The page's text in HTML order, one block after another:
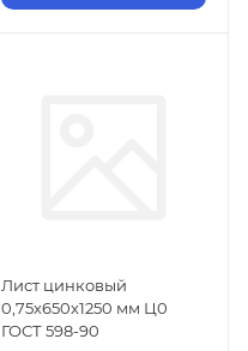
Лист цинковый
0,75х650х1250 мм Ц0
ГОСТ 598-90